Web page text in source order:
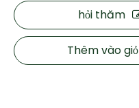
hỏi thăm
Thêm vào giỏ